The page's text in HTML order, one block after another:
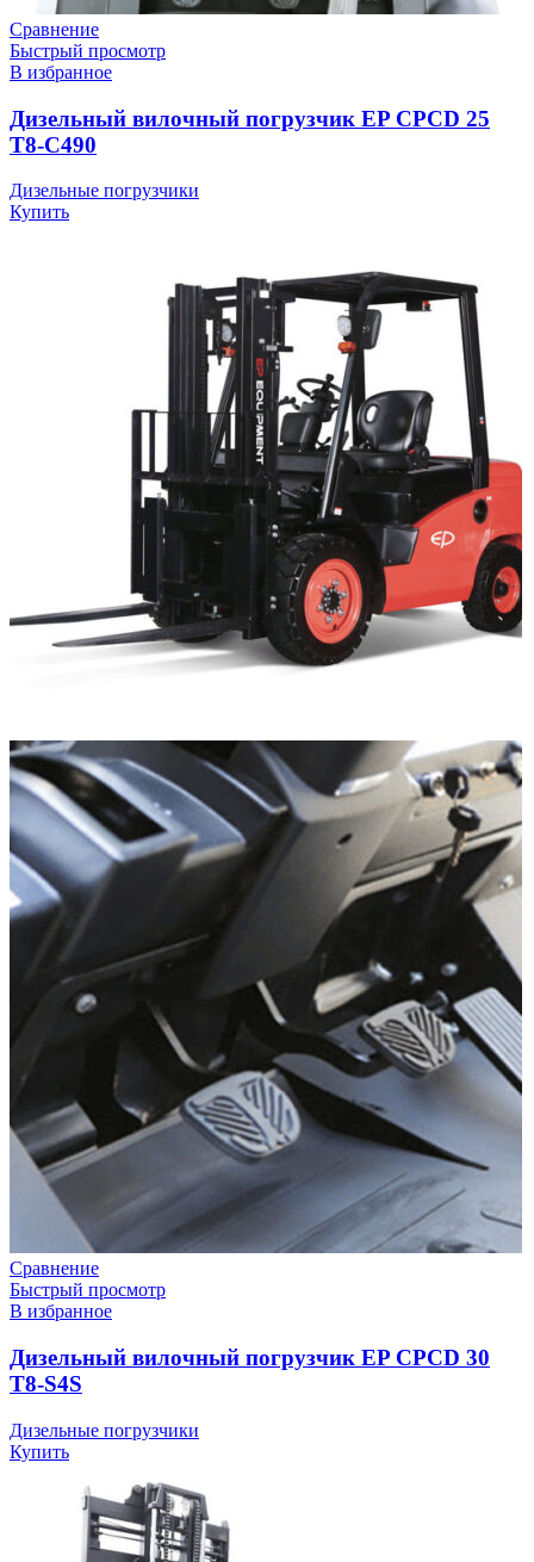
Сравнение
Быстрый просмотр
В избранное
Дизельный вилочный погрузчик EP CPCD 25
T8-C490
Дизельные погрузчики
Купить
Сравнение
Быстрый просмотр
В избранное
Дизельный вилочный погрузчик EP CPCD 30
T8-S4S
Дизельные погрузчики
Купить